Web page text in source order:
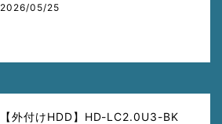
2026/05/25
【外付けHDD】HD-LC2.0U3-BK